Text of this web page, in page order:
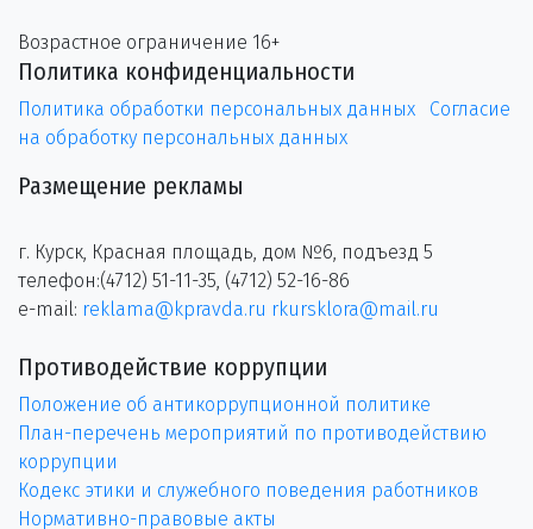
Возрастное ограничение 16+
Политика конфиденциальности
Политика обработки персональных данных
Согласие
на обработку персональных данных
Размещение рекламы
г. Курск, Красная площадь, дом №6, подъезд 5
телефон:(4712) 51-11-35, (4712) 52-16-86
e-mail: reklama@kpravda.ru rkursklora@mail.ru
Противодействие коррупции
Положение об антикоррупционной политике
План-перечень мероприятий по противодействию
коррупции
Кодекс этики и служебного поведения работников
Нормативно-правовые акты